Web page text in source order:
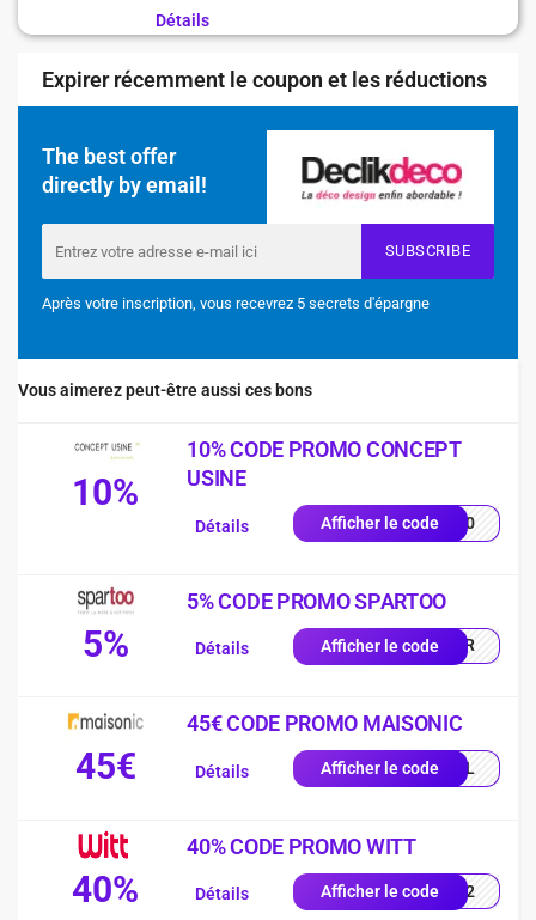
Détails
Expirer récemment le coupon et les réductions
The best offer
directly by email!
SUBSCRIBE
Après votre inscription, vous recevrez 5 secrets d'épargne
Vous aimerez peut-être aussi ces bons
10%
10% CODE PROMO CONCEPT
USINE
Afficher le codeLA10
Détails
5%
5% CODE PROMO SPARTOO
Afficher le codeSPFR
Détails
45€
45€ CODE PROMO MAISONIC
Afficher le codeLEIL
Détails
40%
40% CODE PROMO WITT
Afficher le code2102
Détails